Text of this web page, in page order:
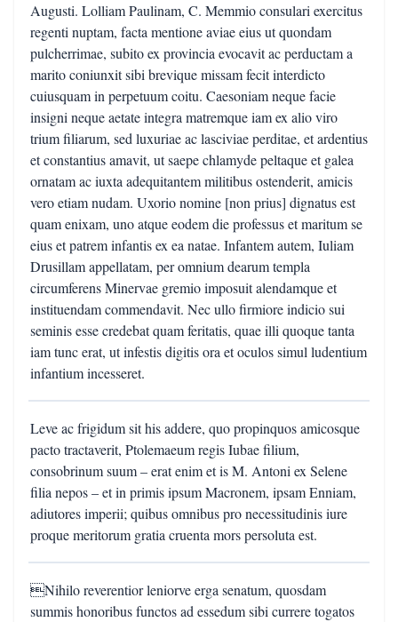
Augusti. Lolliam Paulinam, C. Memmio consulari exercitus
regenti nuptam, facta mentione aviae eius ut quondam
pulcherrimae, subito ex provincia evocavit ac perductam a
marito coniunxit sibi brevique missam fecit interdicto
cuiusquam in perpetuum coitu. Caesoniam neque facie
insigni neque aetate integra matremque iam ex alio viro
trium filiarum, sed luxuriae ac lasciviae perditae, et ardentius
et constantius amavit, ut saepe chlamyde peltaque et galea
ornatam ac iuxta adequitantem militibus ostenderit, amicis
vero etiam nudam. Uxorio nomine [non prius] dignatus est
quam enixam, uno atque eodem die professus et maritum se
eius et patrem infantis ex ea natae. Infantem autem, Iuliam
Drusillam appellatam, per omnium dearum templa
circumferens Minervae gremio imposuit alendamque et
instituendam commendavit. Nec ullo firmiore indicio sui
seminis esse credebat quam feritatis, quae illi quoque tanta
iam tunc erat, ut infestis digitis ora et oculos simul ludentium
infantium incesseret.
Leve ac frigidum sit his addere, quo propinquos amicosque
pacto tractaverit, Ptolemaeum regis Iubae filium,
consobrinum suum – erat enim et is M. Antoni ex Selene
filia nepos – et in primis ipsum Macronem, ipsam Enniam,
adiutores imperii; quibus omnibus pro necessitudinis iure
proque meritorum gratia cruenta mors persoluta est.
Nihilo reverentior leniorve erga senatum, quosdam
summis honoribus functos ad essedum sibi currere togatos